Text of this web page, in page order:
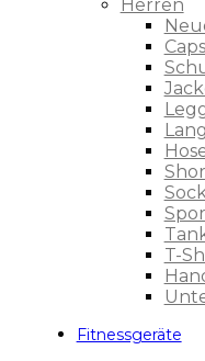
Herren
Caps
T-
Fitnessgeräte